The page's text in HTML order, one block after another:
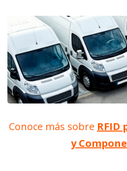
Conoce más sobre RFID
y